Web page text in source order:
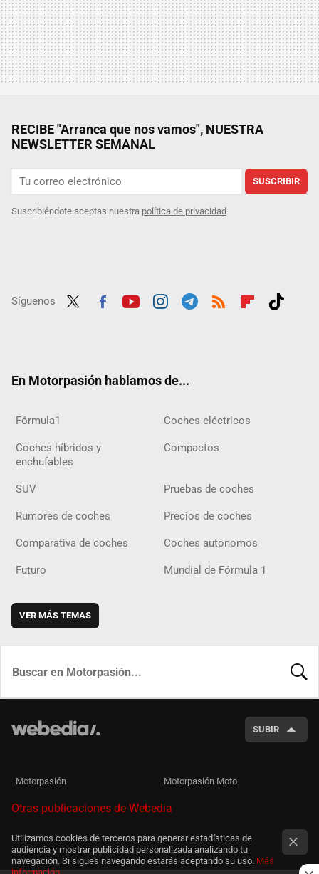
RECIBE "Arranca que nos vamos", NUESTRA
NEWSLETTER SEMANAL
SUSCRIBIR
Suscribiéndote aceptas nuestra política de privacidad
Síguenos
En Motorpasión hablamos de...
Fórmula1 Coches eléctricos
Coches híbridos y
enchufables
Compactos
SUV Pruebas de coches
Rumores de coches Precios de coches
Comparativa de coches Coches autónomos
Futuro Mundial de Fórmula 1
VER MÁS TEMAS
SUBIR
Motorpasión Motorpasión Moto
Otras publicaciones de Webedia
Utilizamos cookies de terceros para generar estadísticas de
audiencia y mostrar publicidad personalizada analizando tu
navegación. Si sigues navegando estarás aceptando su uso. Más